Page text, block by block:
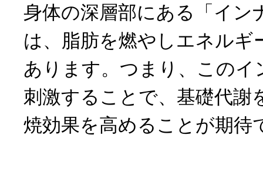
身体の深層部にある「イン
は、脂肪を燃やしエネルギ
あります。つまり、このイ
刺激することで、基礎代謝
焼効果を高めることが期待